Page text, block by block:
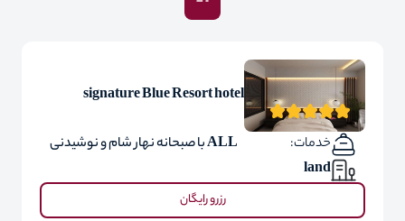
signature Blue Resort hotel
خدمات:
ALL با صبحانه نهار شام و نوشیدنی
land
رزرو رایگان